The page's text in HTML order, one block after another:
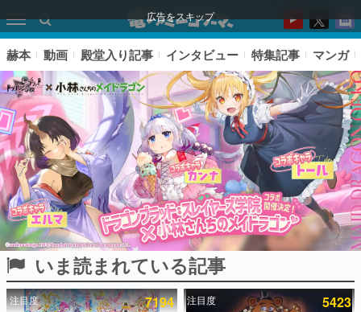
広告をスキップ
ピックアップ
赫本 動画 殿堂入り記事 インタビュー 特集記事 マンガ
いま読まれている記事
注目度 7194 注目度 5423